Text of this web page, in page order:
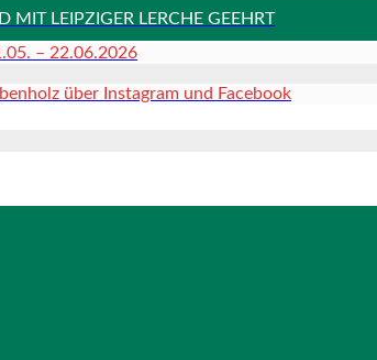
LEIPZIGER LERCHE GEEHRT
– 22.06.2026
über Instagram und Facebook